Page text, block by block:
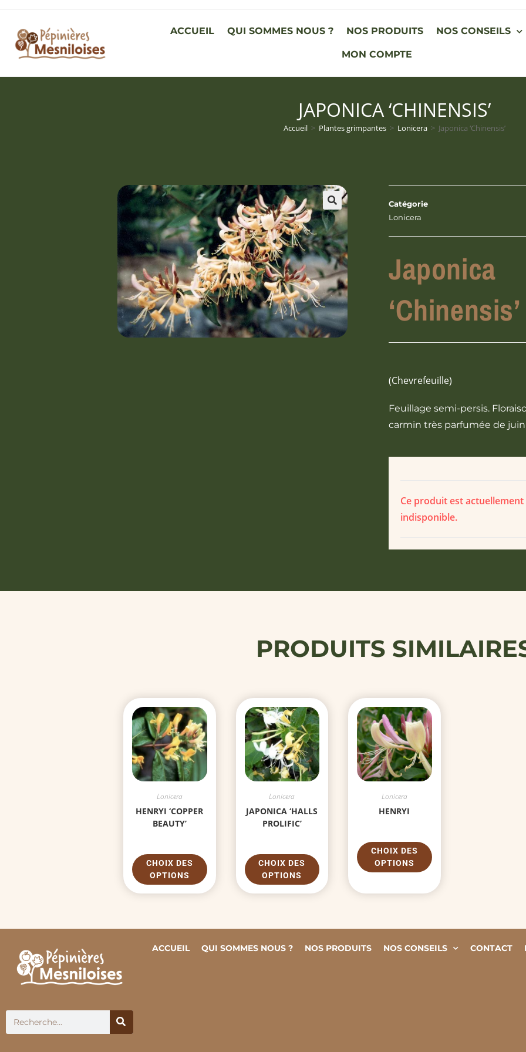
ACCUEIL QUI SOMMES NOUS ? NOS PRODUITS NOS CONSEILS
MON COMPTE
JAPONICA ‘CHINENSIS’
Accueil > Plantes grimpantes > Lonicera > Japonica ‘Chinensis’
Catégorie
Lonicera
Japonica
‘Chinensis’
(Chevrefeuille)
Feuillage semi-persis.
carmin très parfumée de
Ce produit est
indisponible.
PRODUITS
Lonicera
HENRYI ‘COPPER
BEAUTY’
CHOIX DES
OPTIONS
Lonicera
JAPONICA ‘HALLS
PROLIFIC’
CHOIX DES
OPTIONS
Lonicera
HENRYI
CHOIX DES
OPTIONS
ACCUEIL QUI SOMMES NOUS ? NOS PRODUITS NOS CONSEILS CONTACT